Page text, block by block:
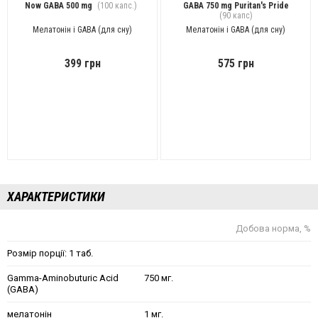
Now GABA 500 mg (100 капс.)
Мелатонін і GABA (для сну)
399 грн
GABA 750 mg Puritan's Pride
(90 капс)
Мелатонін і GABA (для сну)
575 грн
ХАРАКТЕРИСТИКИ
Добова норма, %
Розмір порції: 1 таб.
Gamma-Aminobuturic Acid
(GABA)
750 мг.
мелатонін 1 мг.